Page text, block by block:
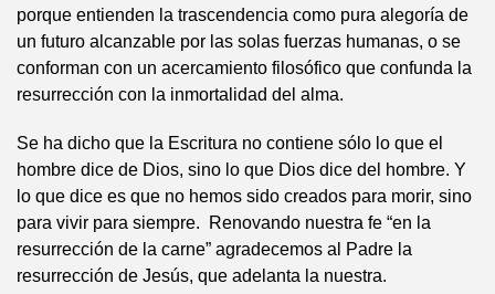
porque entienden la trascendencia como pura alegoría de
un futuro alcanzable por las solas fuerzas humanas, o se
conforman con un acercamiento filosófico que confunda la
resurrección con la inmortalidad del alma.
Se ha dicho que la Escritura no contiene sólo lo que el
hombre dice de Dios, sino lo que Dios dice del hombre. Y
lo que dice es que no hemos sido creados para morir, sino
para vivir para siempre. Renovando nuestra fe “en la
resurrección de la carne” agradecemos al Padre la
resurrección de Jesús, que adelanta la nuestra.